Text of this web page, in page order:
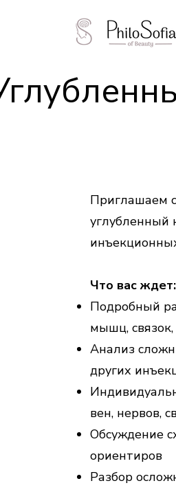
Приглашаем
углубленный
Что вас ждет:
Подробный
мышц, связок,
Анализ
других
вен, нервов,
Обсуждение
ориентиров
Разбор